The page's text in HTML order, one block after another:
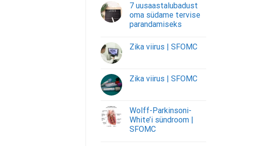
7 uusaastalubadust
oma südame tervise
parandamiseks
Zika viirus | SFOMC
Zika viirus | SFOMC
Wolff-Parkinsoni-
White’i sündroom |
SFOMC